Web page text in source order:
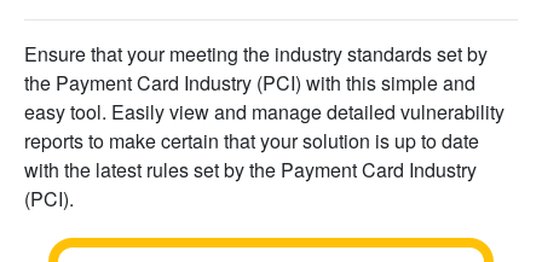
Ensure that your meeting the industry standards set by
the Payment Card Industry (PCI) with this simple and
easy tool. Easily view and manage detailed vulnerability
reports to make certain that your solution is up to date
with the latest rules set by the Payment Card Industry
(PCI).